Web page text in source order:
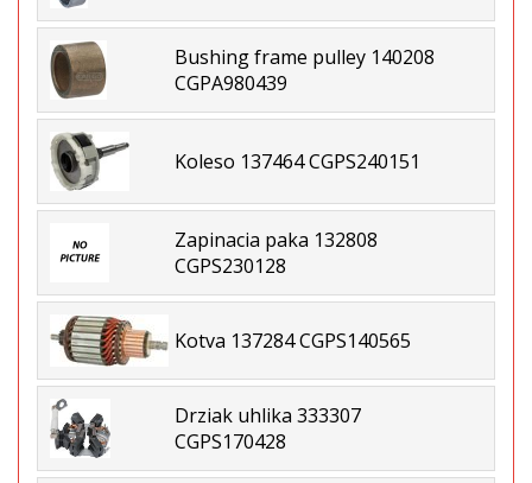
Bushing frame pulley 140208
CGPA980439
Koleso 137464 CGPS240151
Zapinacia paka 132808
CGPS230128
Kotva 137284 CGPS140565
Drziak uhlika 333307
CGPS170428